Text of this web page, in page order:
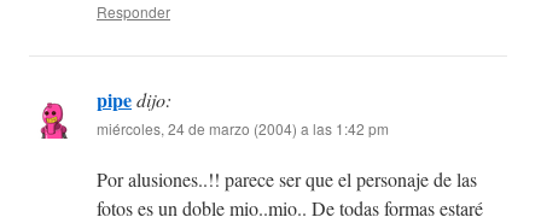
Responder
pipedijo:
miércoles, 24 de marzo (2004) a las 1:42 pm
Por alusiones..!! parece ser que el personaje de las
fotos es un doble mio..mio.. De todas formas estaré